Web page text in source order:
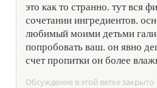
это как то странно. тут вся
сочетании ингредиентов.
любимый моими детьми
попробовать ваш. он явно
счет пропитки он более
Обсуждение в этой ветке закрыто